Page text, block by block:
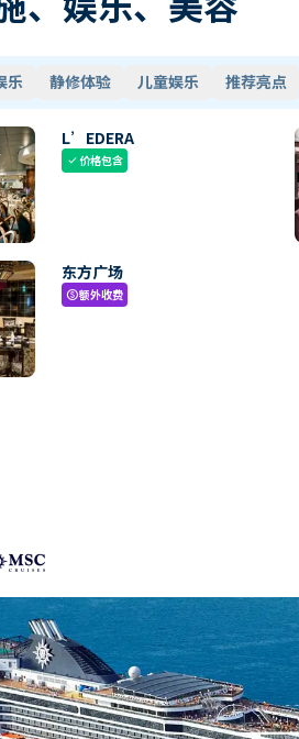
乐 静修体验 儿童娱乐 推荐亮点
L’EDERA
check价格包含
东方广场
paid额外收费